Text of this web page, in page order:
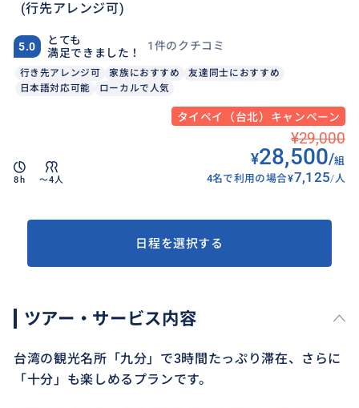
(行先アレンジ可)
5.0
とても
満足できました！
1件のクチコミ
行き先アレンジ可 家族におすすめ
友達同士におすすめ
日本語対応可能
ローカルで人気
タイペイ（台北）キャンペーン
8h 〜4人
¥29,000
¥28,500/組
4名で利用の場合¥7,125/人
日程を選択する
ツアー・サービス内容
台湾の観光名所「九分」で3時間たっぷり滞在、さらに
「十分」も楽しめるプランです。